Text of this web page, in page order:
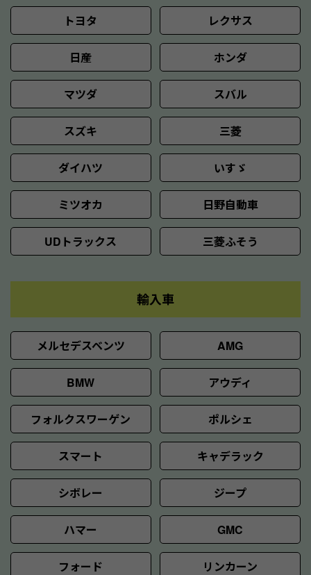
トヨタ レクサス
日産 ホンダ
マツダ スバル
スズキ 三菱
ダイハツ いすゞ
ミツオカ 日野自動車
UDトラックス 三菱ふそう
輸入車
メルセデスベンツ AMG
BMW アウディ
フォルクスワーゲン ポルシェ
スマート キャデラック
シボレー ジープ
ハマー GMC
フォード リンカーン